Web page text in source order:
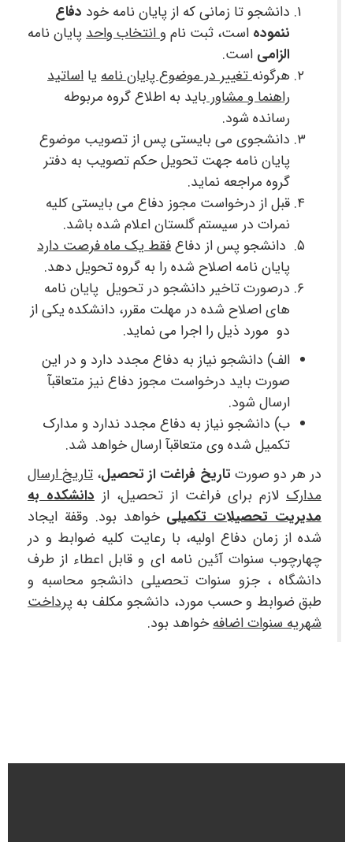
دانشجو تا زمانی که از پایان نامه خود دفاع
ننموده است، ثبت نام وانتخاب واحدپایان نامه
الزامی است.
هرگونهتغییر در موضوع پایان نامهیا اساتید
راهنما و مشاورباید به اطلاع گروه مربوطه
رسانده شود.
دانشجوی می بایستی پس از تصویب موضوع
پایان نامه جهت تحویل حکم تصویب به دفتر
گروه مراجعه نماید.
قبل از درخواست مجوز دفاع می بایستی کلیه
نمرات در سیستم گلستان اعلام شده باشد.
دانشجو پس از دفاعفقط یک ماه فرصت دارد
پایان نامه اصلاح شده را به گروه تحویل دهد.
درصورت تاخیر دانشجو در تحویل پایان نامه
های اصلاح شده در مهلت مقرر، دانشکده یکی از
دو مورد ذیل را اجرا می نماید.
الف) دانشجو نیاز به دفاع مجدد دارد و در این
صورت باید درخواست مجوز دفاع نیز متعاقبآ
ارسال شود.
ب) دانشجو نیاز به دفاع مجدد ندارد و مدارک
تکمیل شده وی متعاقبآ ارسال خواهد شد.
در هر دو صورت تاریخ فراغت از تحصیل،تاریخ ارسال
مدارک لازم برای فراغت از تحصیل، از دانشکده به
مدیریت تحصیلات تکمیلی خواهد بود. وقفة ایجاد
شده از زمان دفاع اولیه، با رعایت کلیه ضوابط و در
چهارچوب سنوات آئین نامه ای و قابل اعطاء از طرف
دانشگاه ، جزو سنوات تحصیلی دانشجو محاسبه و
طبق ضوابط و حسب مورد، دانشجو مکلف به پرداخت
شهریه سنوات اضافهخواهد بود.